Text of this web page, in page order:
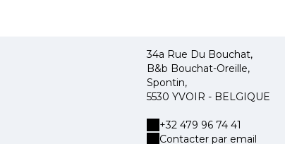
34a Rue Du Bouchat,
B&b Bouchat-Oreille,
Spontin,
5530 YVOIR - BELGIQUE
+32 479 96 74 41
Contacter par email